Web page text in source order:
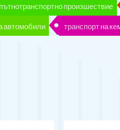
произшествие
автомобили транспорт на